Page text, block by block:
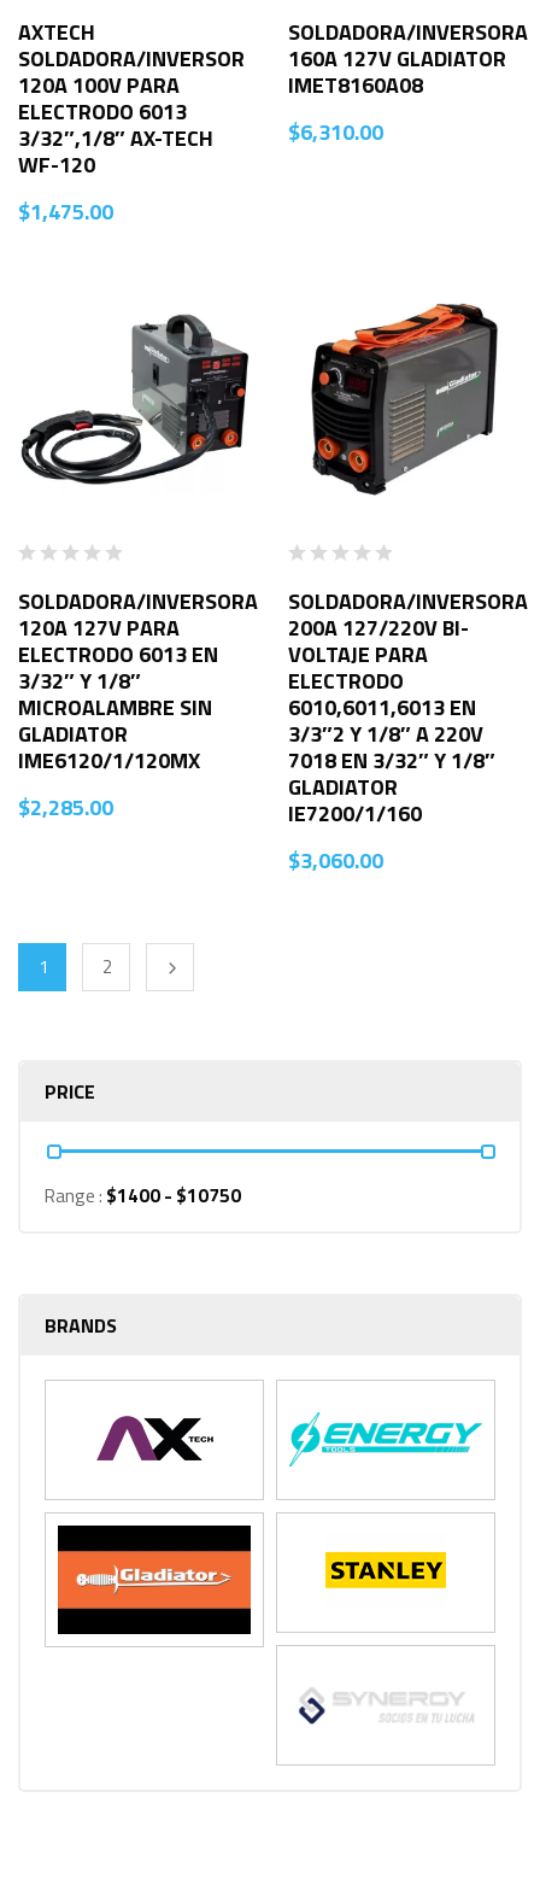
PRICE
Range : $1400 - $10750
BRANDS
AXTECH
SOLDADORA/INVERSOR
120A 100V PARA
ELECTRODO 6013
3/32″,1/8″ AX-TECH
WF-120
$1,475.00
SOLDADORA/INVERSORA
160A 127V GLADIATOR
IMET8160A08
$6,310.00
SOLDADORA/INVERSORA
120A 127V PARA
ELECTRODO 6013 EN
3/32″ Y 1/8″
MICROALAMBRE SIN
GLADIATOR
IME6120/1/120MX
$2,285.00
SOLDADORA/INVERSORA
200A 127/220V BI-
VOLTAJE PARA
ELECTRODO
6010,6011,6013 EN
3/3″2 Y 1/8″ A 220V
7018 EN 3/32″ Y 1/8″
GLADIATOR
IE7200/1/160
$3,060.00
1 2